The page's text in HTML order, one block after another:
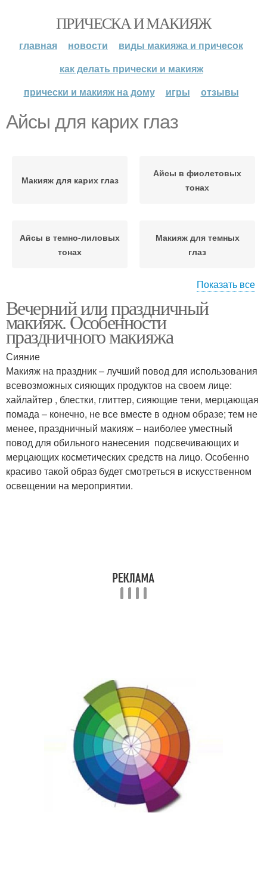
ПРИЧЕСКА И МАКИЯЖ
главная новости
виды макияжа и причесок
как делать прически и макияж
прически и макияж на дому
игры отзывы
Айсы для карих глаз
Макияж для карих глаз
Айсы в фиолетовых
тонах
Айсы в темно-лиловых
тонах
Макияж для темных
глаз
Пошагово для карих
глаз
Макияж для зеленых
глаз
Макияж для голубых
глаз
Показать все
Вечерний или праздничный
макияж. Особенности
праздничного макияжа
Сияние
Макияж на праздник – лучший повод для использования
всевозможных сияющих продуктов на своем лице:
хайлайтер , блестки, глиттер, сияющие тени, мерцающая
помада – конечно, не все вместе в одном образе; тем не
менее, праздничный макияж – наиболее уместный
повод для обильного нанесения подсвечивающих и
мерцающих косметических средств на лицо. Особенно
красиво такой образ будет смотреться в искусственном
освещении на мероприятии.